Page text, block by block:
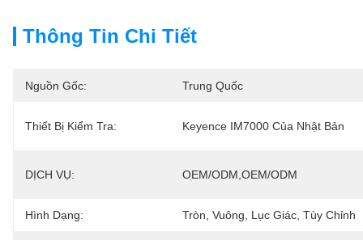
Thông Tin Chi Tiết
Nguồn Gốc: Trung Quốc
Thiết Bị Kiểm Tra: Keyence IM7000 Của Nhật Bản
DỊCH VỤ: OEM/ODM,OEM/ODM
Hình Dạng: Tròn, Vuông, Lục Giác, Tùy Chỉnh